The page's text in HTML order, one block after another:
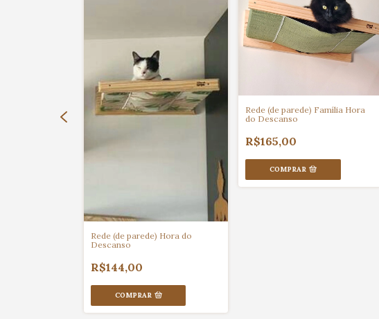
Rede (de parede) Hora do
Descanso
R$144,00
COMPRAR
Rede (de parede) Família Hora
do Descanso
R$165,00
COMPRAR